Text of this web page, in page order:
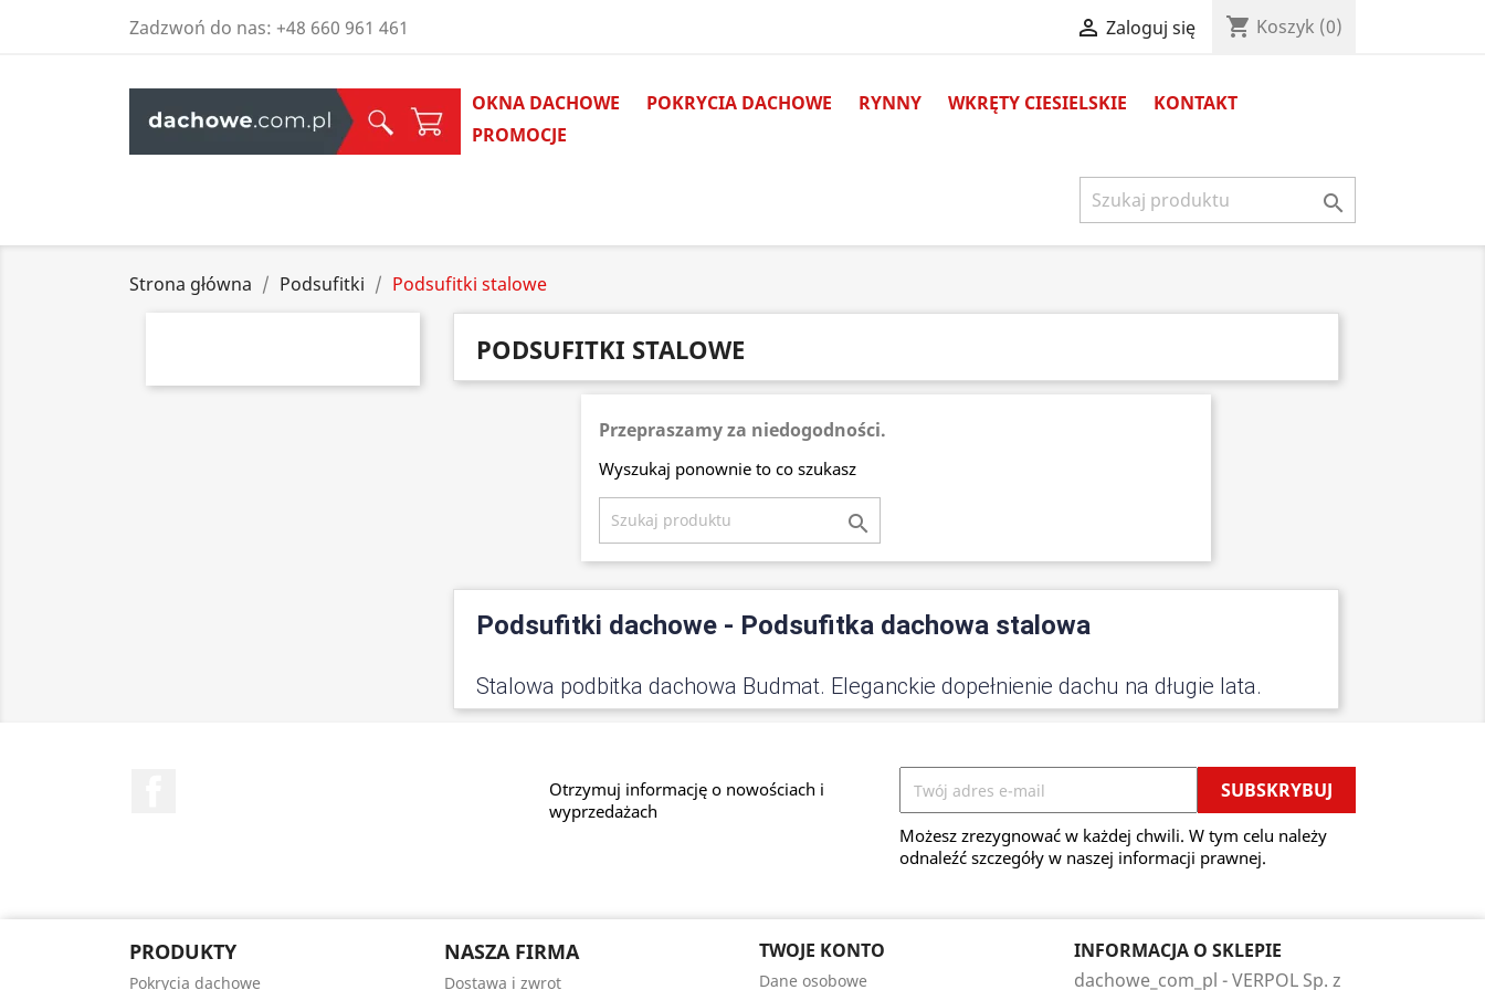
Zadzwoń do nas: +48 660 961 461  Zaloguj się shopping_cart Koszyk (0)
OKNA DACHOWE POKRYCIA DACHOWE RYNNY WKRĘTY CIESIELSKIE
KONTAKT
PROMOCJE

Strona główna Podsufitki Podsufitki stalowe
PODSUFITKI STALOWE
Przepraszamy za niedogodności.
Wyszukaj ponownie to co szukasz

Podsufitki dachowe - Podsufitka dachowa stalowa
Stalowa podbitka dachowa Budmat. Eleganckie dopełnienie dachu na długie lata.
Otrzymuj informację o nowościach i
wyprzedażach
Możesz zrezygnować w każdej chwili. W tym celu należy
odnaleźć szczegóły w naszej informacji prawnej.
PRODUKTY
Pokrycia dachowe
NASZA FIRMA
Dostawa i zwrot
TWOJE KONTO
Dane osobowe
INFORMACJA O SKLEPIE
dachowe_com_pl - VERPOL Sp. z